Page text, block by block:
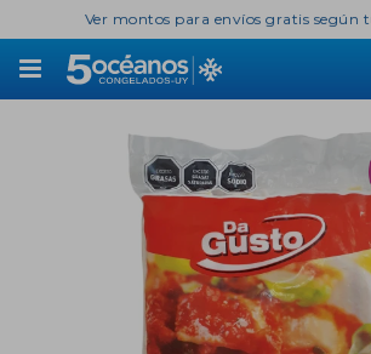
Ver montos para envíos gratis según
